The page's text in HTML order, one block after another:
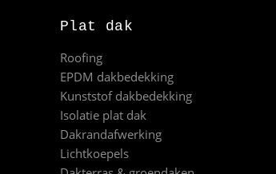
Plat dak
Roofing
EPDM dakbedekking
Kunststof dakbedekking
Isolatie plat dak
Dakrandafwerking
Lichtkoepels